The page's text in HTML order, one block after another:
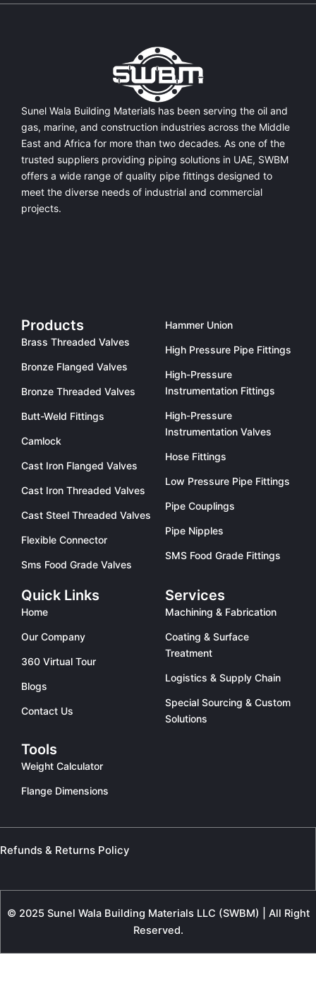
Sunel Wala Building Materials has been serving the oil and
gas, marine, and construction industries across the Middle
East and Africa for more than two decades. As one of the
trusted suppliers providing piping solutions in UAE, SWBM
offers a wide range of quality pipe fittings designed to
meet the diverse needs of industrial and commercial
projects.
Products
Brass Threaded Valves
Bronze Flanged Valves
Bronze Threaded Valves
Butt-Weld Fittings
Camlock
Cast Iron Flanged Valves
Cast Iron Threaded Valves
Cast Steel Threaded Valves
Flexible Connector
Sms Food Grade Valves
Hammer Union
High Pressure Pipe Fittings
High-Pressure
Instrumentation Fittings
High-Pressure
Instrumentation Valves
Hose Fittings
Low Pressure Pipe Fittings
Pipe Couplings
Pipe Nipples
SMS Food Grade Fittings
Quick Links
Home
Our Company
360 Virtual Tour
Blogs
Contact Us
Services
Machining & Fabrication
Coating & Surface
Treatment
Logistics & Supply Chain
Special Sourcing & Custom
Solutions
Tools
Weight Calculator
Flange Dimensions
Refunds & Returns Policy
© 2025 Sunel Wala Building Materials LLC (SWBM) | All Right
Reserved.